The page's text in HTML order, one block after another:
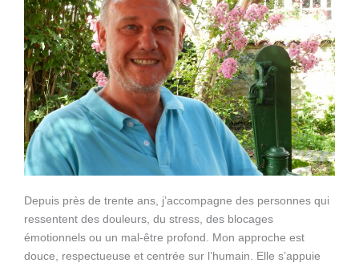
Depuis près de trente ans, j’accompagne des personnes qui
ressentent des douleurs, du stress, des blocages
émotionnels ou un mal-être profond. Mon approche est
douce, respectueuse et centrée sur l’humain. Elle s’appuie